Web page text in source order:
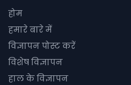
होम
हमारे बारे में
विज्ञापन पोस्ट करें
विशेष विज्ञापन
हाल के विज्ञापन